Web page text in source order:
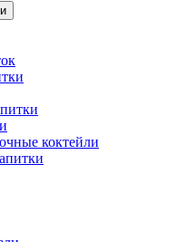
коктейли